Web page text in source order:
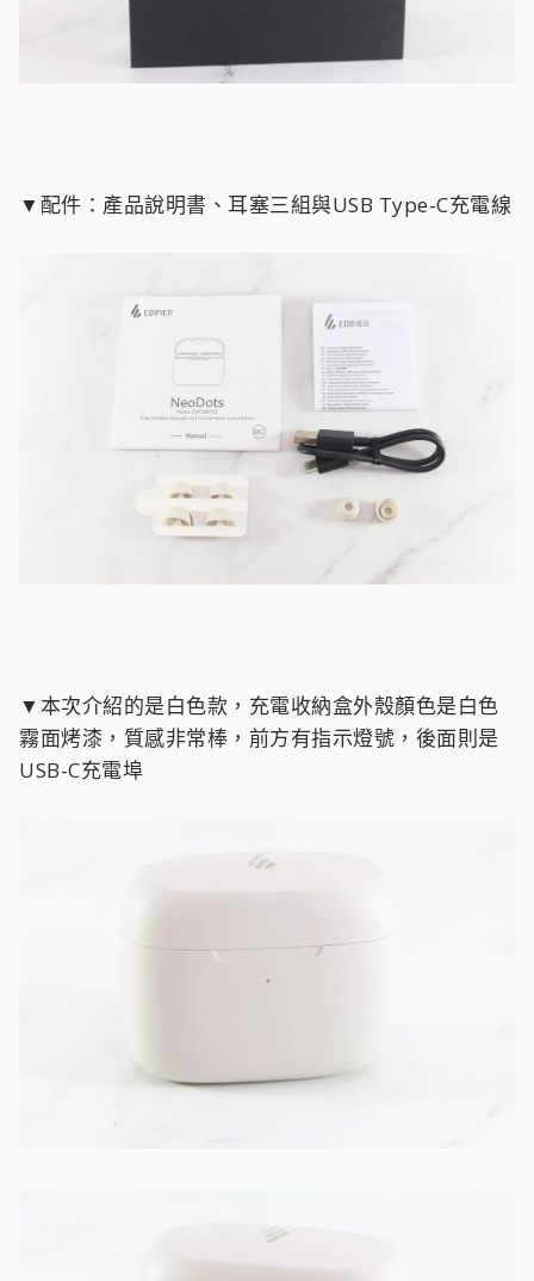
▼配件：產品說明書、耳塞三組與USB Type-C充電線
▼本次介紹的是白色款，充電收納盒外殼顏色是白色
霧面烤漆，質感非常棒，前方有指示燈號，後面則是
USB-C充電埠